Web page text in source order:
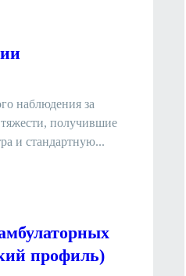
наблюдения за
получившие
и стандартную...
профиль)